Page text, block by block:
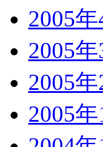
2005年
2005年
2005年
2005年